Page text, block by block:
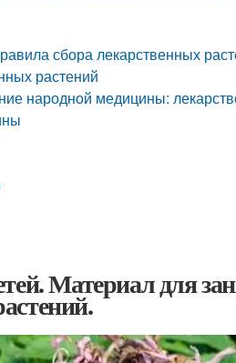
сбора лекарственных
растений
народной медицины:
Материал для